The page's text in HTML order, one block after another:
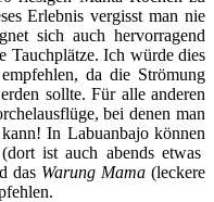
Erlebnis vergisst man nie
sich auch hervorragend
Tauchplätze. Ich würde dies
da die Strömung
sollte. Für alle anderen
bei denen man
In Labuanbajo können
(dort ist auch abends etwas
das Warung Mama (leckere